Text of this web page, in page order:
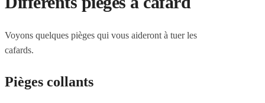
Voyons quelques pièges qui vous aideront à tuer les
cafards.
Pièges collants